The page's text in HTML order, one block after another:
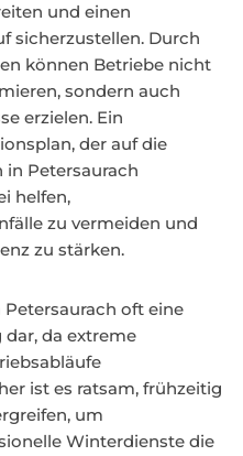
und einen
sicherzustellen. Durch
können Betriebe nicht
sondern auch
erzielen. Ein
der auf die
in Petersaurach
helfen,
zu vermeiden und
zu stärken.
oft eine
da extreme
ist es ratsam, frühzeitig
um
Winterdienste die